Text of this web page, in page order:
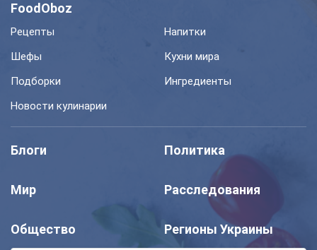
FoodOboz
Рецепты
Напитки
Шефы
Кухни мира
Подборки
Ингредиенты
Новости кулинарии
Блоги Политика
Мир Расследования
Общество Регионы Украины